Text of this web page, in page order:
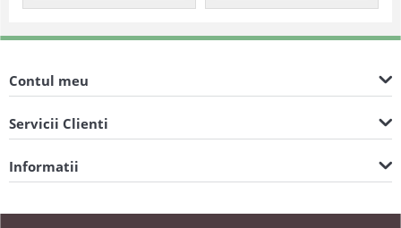
Contul meu
Servicii Clienti
Informatii